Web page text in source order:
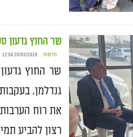
שר החוץ גדעון
חדשות 20/03/2026 12:58
שר החוץ
גנדלמן,
את רוח
רצון להביע